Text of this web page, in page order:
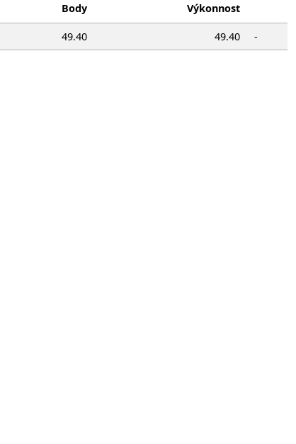
Body Výkonnost
49.40 49.40 -